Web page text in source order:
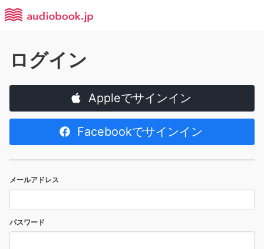
ログイン
Appleでサインイン
Facebookでサインイン
メールアドレス
パスワード